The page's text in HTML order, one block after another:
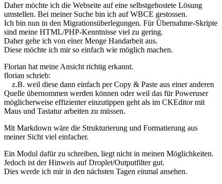
Daher möchte ich die Webseite auf eine selbstgehostete Lösung
umstellen. Bei meiner Suche bin ich auf WBCE gestossen.
Ich bin nun in den Migrationsüberlegungen. Für Übernahme-Skripte
sind meine HTML/PHP-Kenntnisse viel zu gering.
Daher gehe ich von einer Menge Handarbeit aus.
Diese möchte ich mir so einfach wie möglich machen.
Florian hat meine Ansicht richtig erkannt.
florian schrieb:
z.B. weil diese dann einfach per Copy & Paste aus einer anderen
Quelle übernommen werden können oder weil das für Poweruser
möglicherweise effizienter einzutippen geht als im CKEditor mit
Maus und Tastatur arbeiten zu müssen.
Mit Markdown wäre die Strukturierung und Formatierung aus
meiner Sicht viel einfacher.
Ein Modul dafür zu schreiben, liegt nicht in meinen Möglichkeiten.
Jedoch ist der Hinweis auf Droplet/Outputfilter gut.
Dies werde ich mir in den nächsten Tagen einmal ansehen.